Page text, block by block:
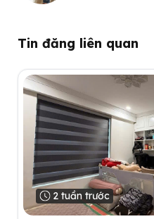
Tin đăng liên quan
2 tuần trước